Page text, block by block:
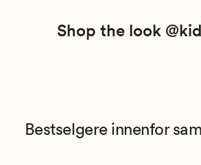
Shop the look
Bestselgere innenfor